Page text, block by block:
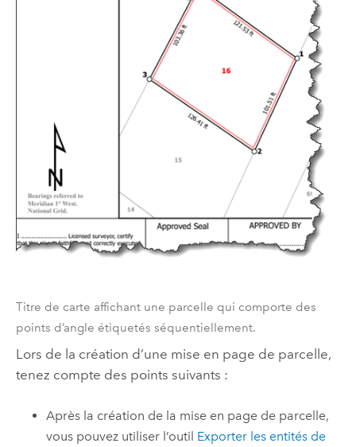
Titre de carte affichant une parcelle qui comporte des
points d’angle étiquetés séquentiellement.
Lors de la création d’une mise en page de parcelle,
tenez compte des points suivants :
Après la création de la mise en page de parcelle,
vous pouvez utiliser l’outil Exporter les entités de